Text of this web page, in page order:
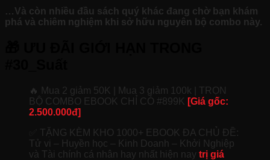
…Và còn nhiều đầu sách quý khác đang chờ bạn khám
phá và chiêm nghiệm khi sở hữu nguyên bộ combo này.
🔥 Mua 2 giảm 50K | Mua 3 giảm 100k | TRỌN
BỘ COMBO EBOOK CHỈ CÓ #899K [Giá gốc:
2.500.000đ]
✅ TẶNG KÈM KHO 1000+ EBOOK ĐA CHỦ ĐỀ:
Tử vi – Huyền học – Kinh Doanh – Khởi Nghiệp
và Tài chính cá nhân hay nhất hiện nay trị giá